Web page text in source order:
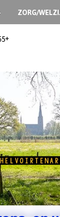
ZORG/